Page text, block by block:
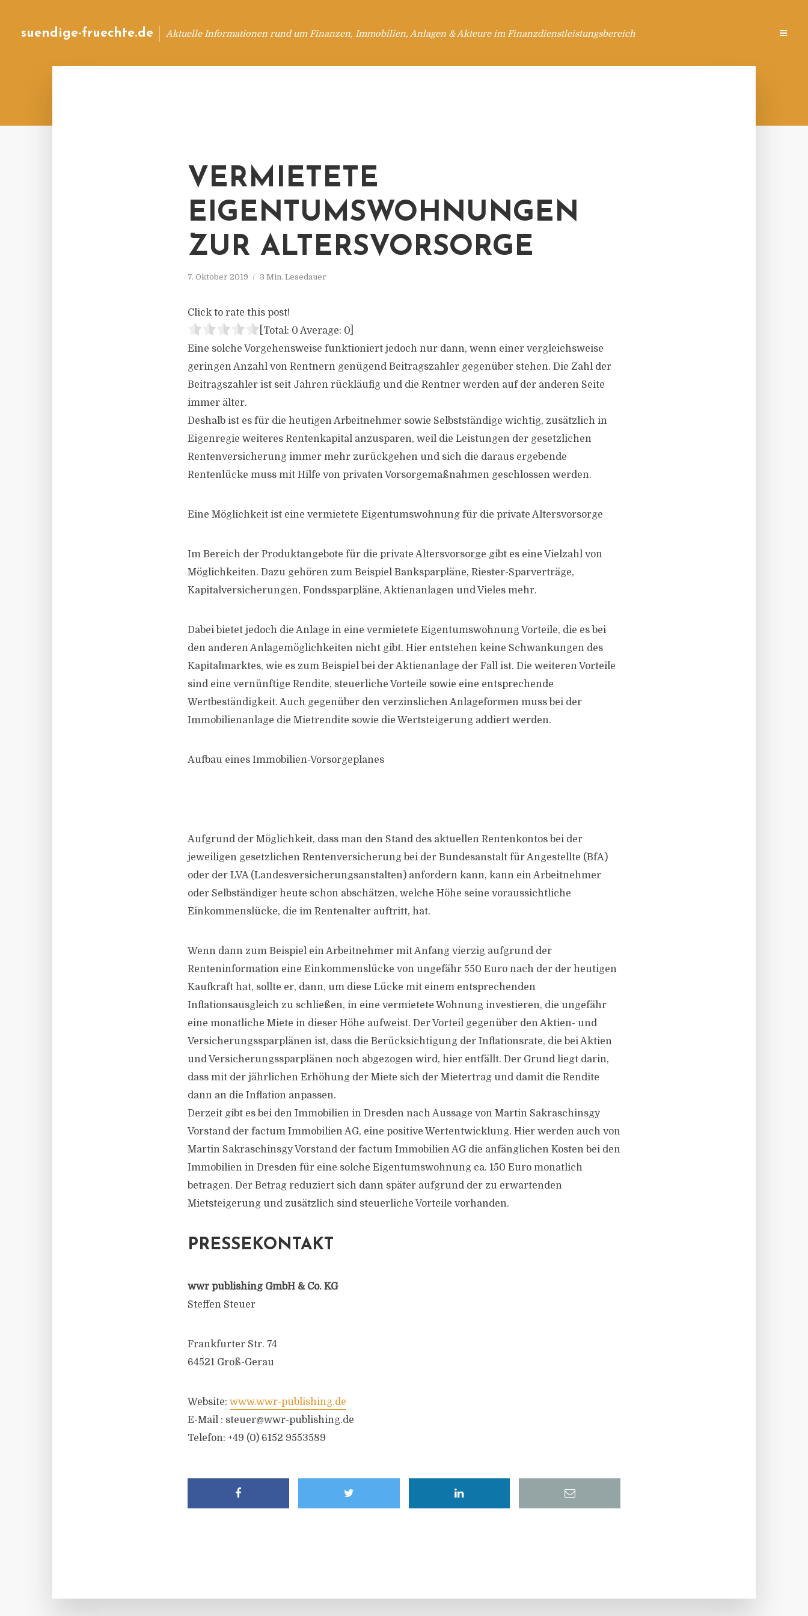
suendige-fruechte.de Aktuelle Informationen rund um Finanzen, Immobilien, Anlagen & Akteure im Finanzdienstleistungsbereich
VERMIETETE
EIGENTUMSWOHNUNGEN
ZUR ALTERSVORSORGE
7. Oktober 2019 3 Min. Lesedauer
Click to rate this post!
[Total: 0 Average: 0
Eine solche Vorgehensweise funktioniert jedoch nur dann, wenn einer vergleichsweise
geringen Anzahl von Rentnern genügend Beitragszahler gegenüber stehen. Die Zahl der
Beitragszahler ist seit Jahren rückläufig und die Rentner werden auf der anderen Seite
immer älter.
Deshalb ist es für die heutigen Arbeitnehmer sowie Selbstständige wichtig, zusätzlich in
Eigenregie weiteres Rentenkapital anzusparen, weil die Leistungen der gesetzlichen
Rentenversicherung immer mehr zurückgehen und sich die daraus ergebende
Rentenlücke muss mit Hilfe von privaten Vorsorgemaßnahmen geschlossen werden.
Eine Möglichkeit ist eine vermietete Eigentumswohnung für die private Altersvorsorge
Im Bereich der Produktangebote für die private Altersvorsorge gibt es eine Vielzahl von
Möglichkeiten. Dazu gehören zum Beispiel Banksparpläne, Riester-Sparverträge,
Kapitalversicherungen, Fondssparpläne, Aktienanlagen und Vieles mehr.
Dabei bietet jedoch die Anlage in eine vermietete Eigentumswohnung Vorteile, die es bei
den anderen Anlagemöglichkeiten nicht gibt. Hier entstehen keine Schwankungen des
Kapitalmarktes, wie es zum Beispiel bei der Aktienanlage der Fall ist. Die weiteren Vorteile
sind eine vernünftige Rendite, steuerliche Vorteile sowie eine entsprechende
Wertbeständigkeit. Auch gegenüber den verzinslichen Anlageformen muss bei der
Immobilienanlage die Mietrendite sowie die Wertsteigerung addiert werden.
Aufbau eines Immobilien-Vorsorgeplanes
Aufgrund der Möglichkeit, dass man den Stand des aktuellen Rentenkontos bei der
jeweiligen gesetzlichen Rentenversicherung bei der Bundesanstalt für Angestellte (BfA)
oder der LVA (Landesversicherungsanstalten) anfordern kann, kann ein Arbeitnehmer
oder Selbständiger heute schon abschätzen, welche Höhe seine voraussichtliche
Einkommenslücke, die im Rentenalter auftritt, hat.
Wenn dann zum Beispiel ein Arbeitnehmer mit Anfang vierzig aufgrund der
Renteninformation eine Einkommenslücke von ungefähr 550 Euro nach der der heutigen
Kaufkraft hat, sollte er, dann, um diese Lücke mit einem entsprechenden
Inflationsausgleich zu schließen, in eine vermietete Wohnung investieren, die ungefähr
eine monatliche Miete in dieser Höhe aufweist. Der Vorteil gegenüber den Aktien- und
Versicherungssparplänen ist, dass die Berücksichtigung der Inflationsrate, die bei Aktien
und Versicherungssparplänen noch abgezogen wird, hier entfällt. Der Grund liegt darin,
dass mit der jährlichen Erhöhung der Miete sich der Mietertrag und damit die Rendite
dann an die Inflation anpassen.
Derzeit gibt es bei den Immobilien in Dresden nach Aussage von Martin Sakraschinsgy
Vorstand der factum Immobilien AG, eine positive Wertentwicklung. Hier werden auch von
Martin Sakraschinsgy Vorstand der factum Immobilien AG die anfänglichen Kosten bei den
Immobilien in Dresden für eine solche Eigentumswohnung ca. 150 Euro monatlich
betragen. Der Betrag reduziert sich dann später aufgrund der zu erwartenden
Mietsteigerung und zusätzlich sind steuerliche Vorteile vorhanden.
PRESSEKONTAKT
wwr publishing GmbH & Co. KG
Steffen Steuer
Frankfurter Str. 74
64521 Groß-Gerau
Website: www.wwr-publishing.de
E-Mail : steuer@wwr-publishing.de
Telefon: +49 (0) 6152 9553589